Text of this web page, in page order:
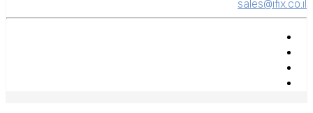
sales@ifix.co.il